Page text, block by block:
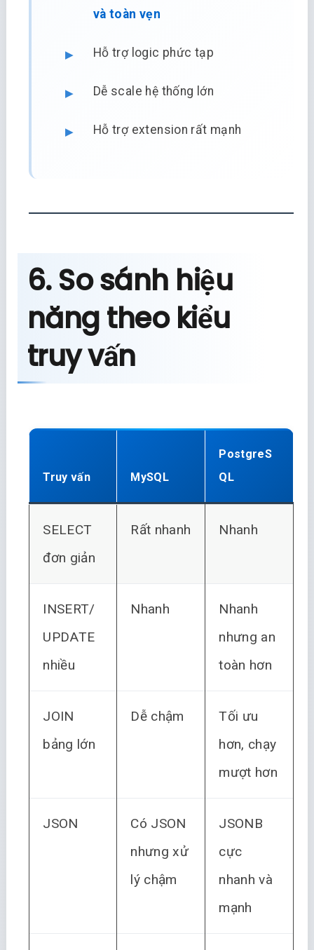
và toàn vẹn
Hỗ trợ logic phức tạp
Dễ scale hệ thống lớn
Hỗ trợ extension rất mạnh
6. So sánh hiệu
năng theo kiểu
truy vấn
Truy vấn MySQL
PostgreS
QL
SELECT
đơn giản
Rất nhanh Nhanh
INSERT/
UPDATE
nhiều
Nhanh
Nhanh
nhưng an
toàn hơn
JOIN
bảng lớn
Dễ chậm
Tối ưu
hơn, chạy
mượt hơn
JSON
Có JSON
nhưng xử
lý chậm
JSONB
cực
nhanh và
mạnh